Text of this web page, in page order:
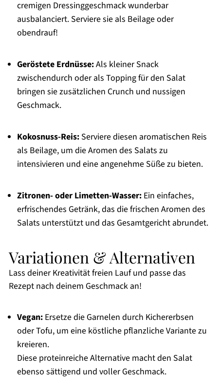
cremigen Dressinggeschmack wunderbar
ausbalanciert. Serviere sie als Beilage oder
obendrauf!
Geröstete Erdnüsse:Als kleiner Snack
zwischendurch oder als Topping für den Salat
bringen sie zusätzlichen Crunch und nussigen
Geschmack.
Kokosnuss-Reis:Serviere diesen aromatischen Reis
als Beilage, um die Aromen des Salats zu
intensivieren und eine angenehme Süße zu bieten.
Zitronen- oder Limetten-Wasser:Ein einfaches,
erfrischendes Getränk, das die frischen Aromen des
Salats unterstützt und das Gesamtgericht abrundet.
Variationen & Alternativen
Lass deiner Kreativität freien Lauf und passe das
Rezept nach deinem Geschmack an!
Vegan:Ersetze die Garnelen durch Kichererbsen
oder Tofu, um eine köstliche pflanzliche Variante zu
kreieren.
Diese proteinreiche Alternative macht den Salat
ebenso sättigend und voller Geschmack.